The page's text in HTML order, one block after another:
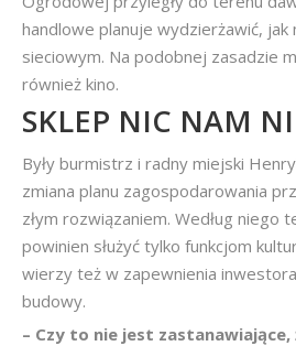
handlowe planuje wydzierżawić,
sieciowym. Na podobnej zasadzie
również kino.
SKLEP NIC NAM
Były burmistrz i radny miejski
zmiana planu zagospodarowania
złym rozwiązaniem. Według niego
powinien służyć tylko funkcjom
wierzy też w zapewnienia
budowy.
– Czy to nie jest